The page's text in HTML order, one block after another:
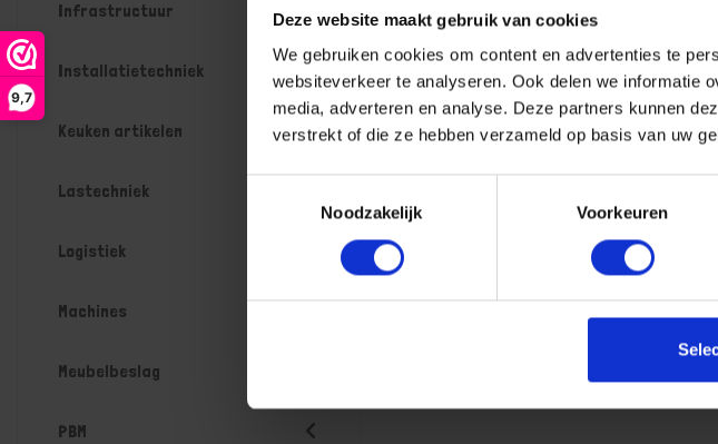
Deze website maakt gebruik van cookies
We gebruiken cookies om content en advertenties te
websiteverkeer te analyseren. Ook delen we informatie
media, adverteren en analyse. Deze partners kunnen
verstrekt of die ze hebben verzameld op basis van uw
Noodzakelijk
Voorkeuren
9,7
Infrastructuur
Installatietechniek
Keuken artikelen
Lastechniek
Logistiek
Machines
Meubelbeslag
PBM